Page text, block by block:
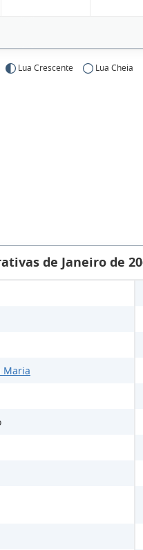
Lua Crescente Lua Cheia
de Janeiro de
Maria